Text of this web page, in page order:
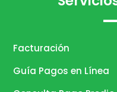
Facturación
Guía Pagos en Línea